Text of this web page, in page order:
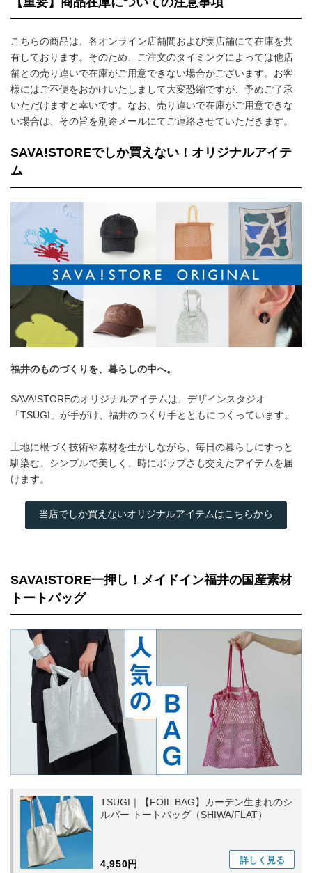
こちらの商品は、各オンライン店舗間および実店舗にて在庫を共
有しております。そのため、ご注文のタイミングによっては他店
舗との売り違いで在庫がご用意できない場合がございます。お客
様にはご不便をおかけいたしまして大変恐縮ですが、予めご了承
いただけますと幸いです。なお、売り違いで在庫がご用意できな
い場合は、その旨を別途メールにてご連絡させていただきます。
SAVA!STOREでしか買えない！オリジナルアイテ
ム
福井のものづくりを、暮らしの中へ。
SAVA!STOREのオリジナルアイテムは、デザインスタジオ
「TSUGI」が手がけ、福井のつくり手とともにつくっています。
土地に根づく技術や素材を生かしながら、毎日の暮らしにすっと
馴染む、シンプルで美しく、時にポップさも交えたアイテムを届
けます。
当店でしか買えないオリジナルアイテムはこちらから
SAVA!STORE一押し！メイドイン福井の国産素材
トートバッグ
TSUGI｜【FOIL BAG】カーテン生まれのシ
ルバー トートバッグ（SHIWA/FLAT）
4,950円 詳しく 見る